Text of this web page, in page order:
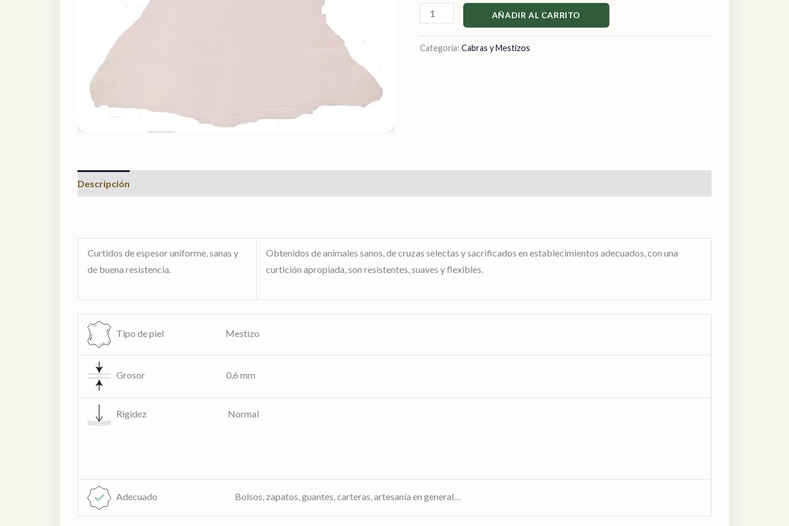
AÑADIR AL CARRITO
Categoría:Cabras y Mestizos
Descripción
Curtidos de espesor uniforme, sanas y
de buena resistencia.
Obtenidos de animales sanos, de cruzas selectas y sacrificados en establecimientos adecuados, con una
curtición apropiada, son resistentes, suaves y flexibles.
Tipo de piel Mestizo
Grosor 0.6 mm
Rigidez Normal
Adecuado Bolsos, zapatos, guantes, carteras, artesanía en general…